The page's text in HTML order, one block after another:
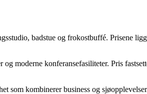
badstue og frokostbuffé. Prisene
moderne konferansefasiliteter. Pris
som kombinerer business og